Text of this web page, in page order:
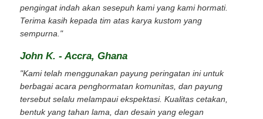
pengingat indah akan sesepuh kami yang kami hormati.
Terima kasih kepada tim atas karya kustom yang
sempurna."
John K. - Accra, Ghana
"Kami telah menggunakan payung peringatan ini untuk
berbagai acara penghormatan komunitas, dan payung
tersebut selalu melampaui ekspektasi. Kualitas cetakan,
bentuk yang tahan lama, dan desain yang elegan